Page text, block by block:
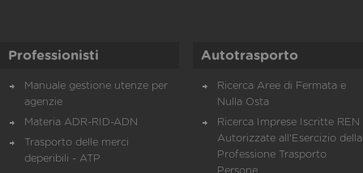
Professionisti
Manuale gestione utenze per
agenzie
Materia ADR-RID-ADN
Trasporto delle merci
deperibili - ATP
Autotrasporto
Ricerca Aree di Fermata e
Nulla Osta
Ricerca Imprese Iscritte REN
Autorizzate all'Esercizio della
Professione Trasporto